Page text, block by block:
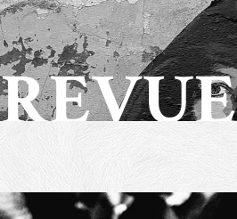
REVUE